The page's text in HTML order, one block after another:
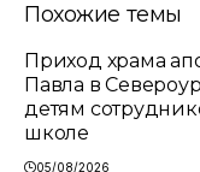
Похожие темы
Приход храма
Павла в
детям
школе
05/08/2026